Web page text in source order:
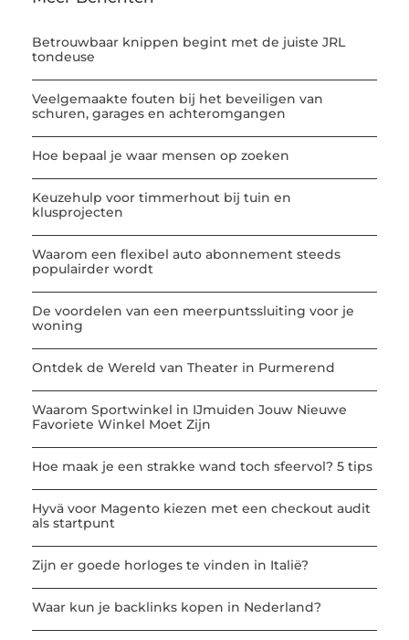
Betrouwbaar knippen begint met de juiste JRL
tondeuse
Veelgemaakte fouten bij het beveiligen van
schuren, garages en achteromgangen
Hoe bepaal je waar mensen op zoeken
Keuzehulp voor timmerhout bij tuin en
klusprojecten
Waarom een flexibel auto abonnement steeds
populairder wordt
De voordelen van een meerpuntssluiting voor je
woning
Ontdek de Wereld van Theater in Purmerend
Waarom Sportwinkel in IJmuiden Jouw Nieuwe
Favoriete Winkel Moet Zijn
Hoe maak je een strakke wand toch sfeervol? 5 tips
Hyvä voor Magento kiezen met een checkout audit
als startpunt
Zijn er goede horloges te vinden in Italië?
Waar kun je backlinks kopen in Nederland?